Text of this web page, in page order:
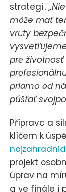
strategii.
môže mať
vruty
pre
priamo od
púšťať
Příprava a
klíčem k
projekt
úprav na
a ve finále i